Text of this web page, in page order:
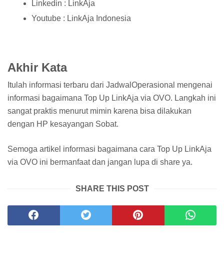
Linkedin : LinkAja
Youtube : LinkAja Indonesia
Akhir Kata
Itulah informasi terbaru dari JadwalOperasional mengenai
informasi bagaimana Top Up LinkAja via OVO. Langkah ini
sangat praktis menurut mimin karena bisa dilakukan
dengan HP kesayangan Sobat.
Semoga artikel informasi bagaimana cara Top Up LinkAja
via OVO ini bermanfaat dan jangan lupa di share ya.
SHARE THIS POST